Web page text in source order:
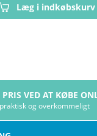
Læg i indkøbskurv
PRIS VED AT KØBE
og overkommeligt